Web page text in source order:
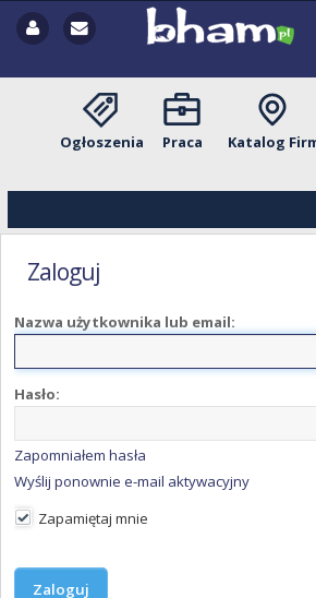
Ogłoszenia Praca Katalog
Zaloguj
Nazwa użytkownika lub email:
Hasło:
Zapomniałem hasła
Wyślij ponownie e-mail aktywacyjny
Zapamiętaj mnie